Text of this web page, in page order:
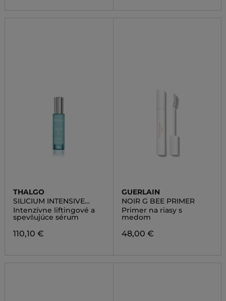
THALGO
SILICIUM INTENSIVE
LIFTING AND FIRMING
SERUM
Intenzívne liftingové a
spevňujúce sérum
110,10 €
GUERLAIN
NOIR G BEE PRIMER
Primer na riasy s
medom
48,00 €